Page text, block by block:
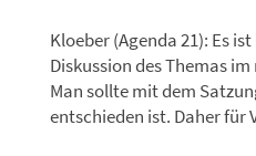
Kloeber (Agenda 21): Es
Diskussion des Themas
Man sollte mit dem
entschieden ist. Daher für